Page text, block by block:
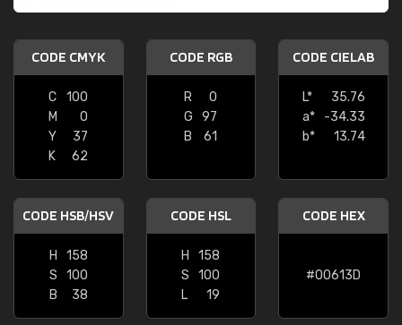
CODE CMYK
C
100
M
0
Y
37
K
62
CODE RGB
R
0
G
97
B
61
CODE CIELAB
L*
35.76
a*
-34.33
b*
13.74
CODE HSB/HSV
H
158
S
100
B
38
CODE HSL
H
158
S
100
L
19
CODE HEX
#00613D